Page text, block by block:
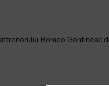
Romeo Gontineac